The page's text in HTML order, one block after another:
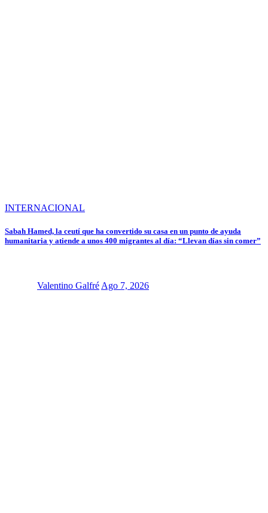
INTERNACIONAL
Sabah Hamed, la ceutí que ha convertido su casa en un punto de ayuda
humanitaria y atiende a unos 400 migrantes al día: “Llevan días sin comer”
Valentino Galfré Ago 7, 2026